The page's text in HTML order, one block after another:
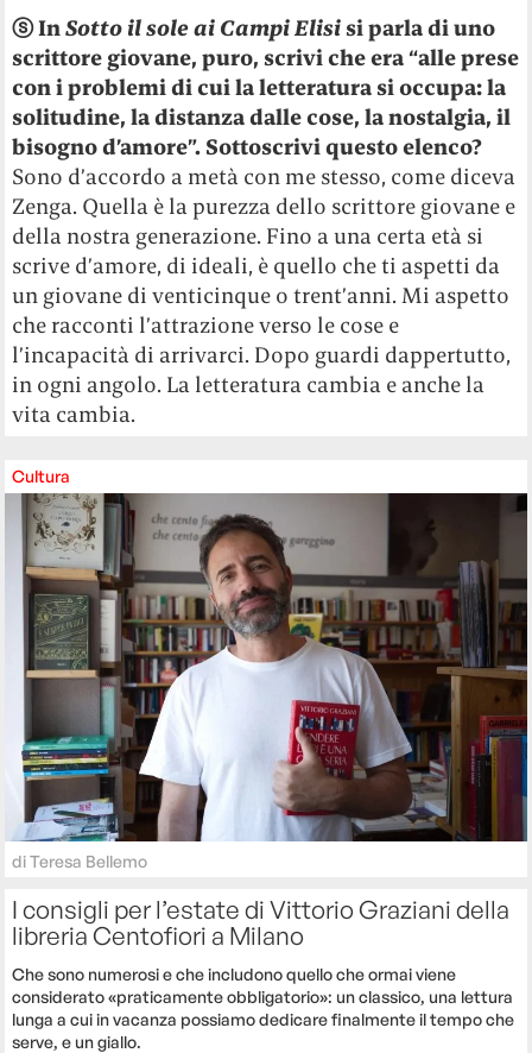
ⓢInSotto il sole ai Campi Elisisi parla di uno
scrittore giovane, puro, scrivi che era “alle prese
con i problemi di cui la letteratura si occupa: la
solitudine, la distanza dalle cose, la nostalgia, il
bisogno d’amore”. Sottoscrivi questo elenco?
Sono d’accordo a metà con me stesso, come diceva
Zenga. Quella è la purezza dello scrittore giovane e
della nostra generazione. Fino a una certa età si
scrive d’amore, di ideali, è quello che ti aspetti da
un giovane di venticinque o trent’anni. Mi aspetto
che racconti l’attrazione verso le cose e
l’incapacità di arrivarci. Dopo guardi dappertutto,
in ogni angolo. La letteratura cambia e anche la
vita cambia.
Cultura
diTeresa Bellemo
I consigli per l’estate di Vittorio Graziani della
libreria Centofiori a Milano
Che sono numerosi e che includono quello che ormai viene
considerato «praticamente obbligatorio»: un classico, una lettura
lunga a cui in vacanza possiamo dedicare finalmente il tempo che
serve, e un giallo.